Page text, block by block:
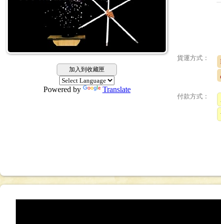
加入到收藏匣
Powered by Translate
貨運方式：
付款方式：